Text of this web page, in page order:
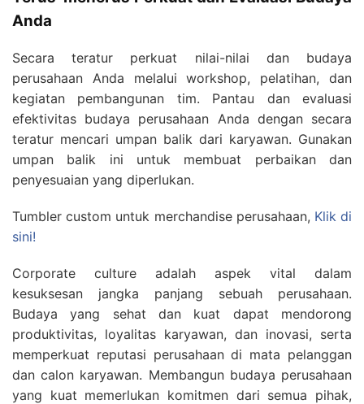
Anda
Secara teratur perkuat nilai-nilai dan budaya
perusahaan Anda melalui workshop, pelatihan, dan
kegiatan pembangunan tim. Pantau dan evaluasi
efektivitas budaya perusahaan Anda dengan secara
teratur mencari umpan balik dari karyawan. Gunakan
umpan balik ini untuk membuat perbaikan dan
penyesuaian yang diperlukan.
Tumbler custom untuk merchandise perusahaan, Klik di
sini!
Corporate culture adalah aspek vital dalam
kesuksesan jangka panjang sebuah perusahaan.
Budaya yang sehat dan kuat dapat mendorong
produktivitas, loyalitas karyawan, dan inovasi, serta
memperkuat reputasi perusahaan di mata pelanggan
dan calon karyawan. Membangun budaya perusahaan
yang kuat memerlukan komitmen dari semua pihak,